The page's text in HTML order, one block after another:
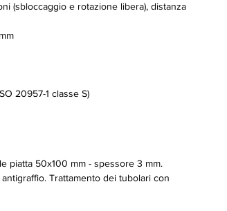
(sbloccaggio e rotazione libera), distanza
20957-1 classe S)
piatta 50x100 mm - spessore 3 mm.
Trattamento dei tubolari con